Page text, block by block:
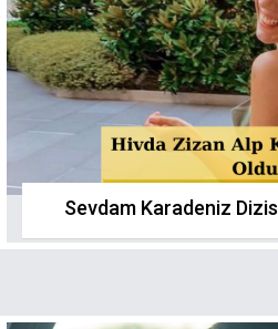
Sevdam Karadeniz